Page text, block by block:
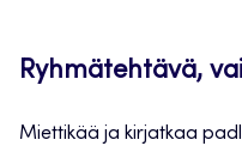
Ryhmätehtävä,
Miettikää ja kirjatkaa